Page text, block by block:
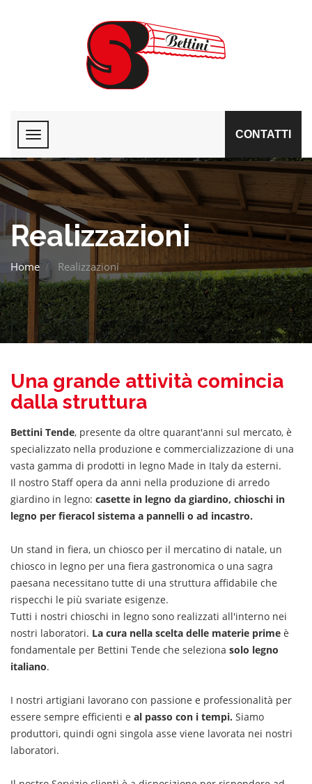
CONTATTI
Realizzazioni
Home Realizzazioni
Una grande attività comincia
dalla struttura
Bettini Tende, presente da oltre quarant'anni sul mercato, è
specializzato nella produzione e commercializzazione di una
vasta gamma di prodotti in legno Made in Italy da esterni.
Il nostro Staff opera da anni nella produzione di arredo
giardino in legno: casette in legno da giardino, chioschi in
legno per fieracol sistema a pannelli o ad incastro.
Un stand in fiera, un chiosco per il mercatino di natale, un
chiosco in legno per una fiera gastronomica o una sagra
paesana necessitano tutte di una struttura affidabile che
rispecchi le più svariate esigenze.
Tutti i nostri chioschi in legno sono realizzati all'interno nei
nostri laboratori. La cura nella scelta delle materie prime è
fondamentale per Bettini Tende che seleziona solo legno
italiano.
I nostri artigiani lavorano con passione e professionalità per
essere sempre efficienti e al passo con i tempi. Siamo
produttori, quindi ogni singola asse viene lavorata nei nostri
laboratori.